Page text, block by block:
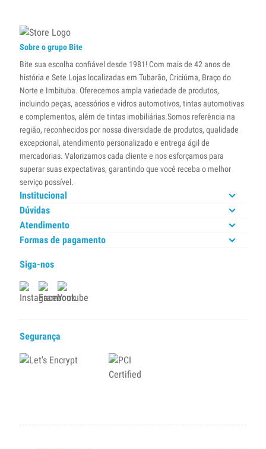
Sobre o grupo Bite
Bite sua escolha confiável desde 1981! Com mais de 42 anos de
história e Sete Lojas localizadas em Tubarão, Criciúma, Braço do
Norte e Imbituba. Oferecemos ampla variedade de produtos,
incluindo peças, acessórios e vidros automotivos, tintas automotivas
e complementos, além de tintas imobiliárias.Somos referência na
região, reconhecidos por nossa diversidade de produtos, qualidade
excepcional, atendimento personalizado e entrega ágil de
mercadorias. Valorizamos cada cliente e nos esforçamos para
superar suas expectativas, garantindo que você receba o melhor
serviço possível.
Institucional
Dúvidas
Atendimento
Formas de pagamento
Siga-nos
Segurança